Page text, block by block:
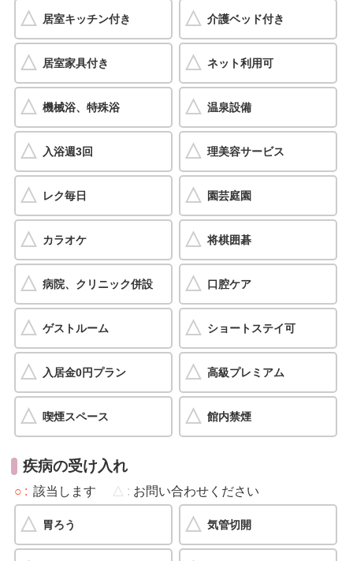
居室キッチン付き 介護ベッド付き
居室家具付き ネット利用可
機械浴、特殊浴 温泉設備
入浴週3回 理美容サービス
レク毎日 園芸庭園
カラオケ 将棋囲碁
病院、クリニック併設 口腔ケア
ゲストルーム ショートステイ可
入居金0円プラン 高級プレミアム
喫煙スペース 館内禁煙
疾病の受け入れ
○ 該当します △ お問い合わせください
胃ろう 気管切開